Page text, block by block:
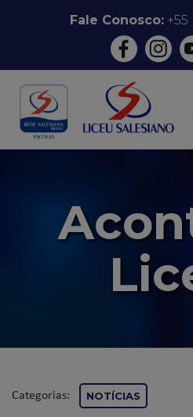
conteúdo
Fale Conosco:+55
Categorias: NOTÍCIAS